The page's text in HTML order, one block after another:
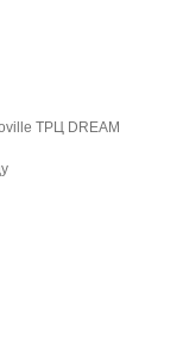
деталі
плечима.
рубашки, які
ТРЦ DREAM